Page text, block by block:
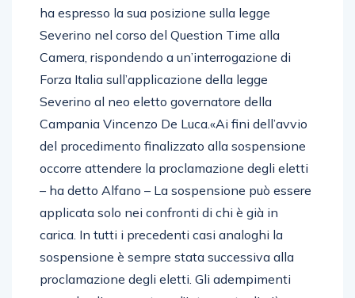
ha espresso la sua posizione sulla legge
Severino nel corso del Question Time alla
Camera, rispondendo a un’interrogazione di
Forza Italia sull’applicazione della legge
Severino al neo eletto governatore della
Campania Vincenzo De Luca.«Ai fini dell’avvio
del procedimento finalizzato alla sospensione
occorre attendere la proclamazione degli eletti
– ha detto Alfano – La sospensione può essere
applicata solo nei confronti di chi è già in
carica. In tutti i precedenti casi analoghi la
sospensione è sempre stata successiva alla
proclamazione degli eletti. Gli adempimenti